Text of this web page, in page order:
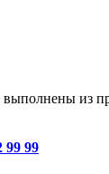
из
99 99